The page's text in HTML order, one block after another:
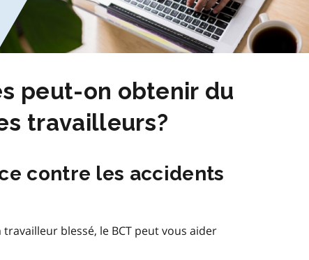
peut-on obtenir du
travailleurs?
contre les accidents
travailleur blessé, le BCT peut vous aider